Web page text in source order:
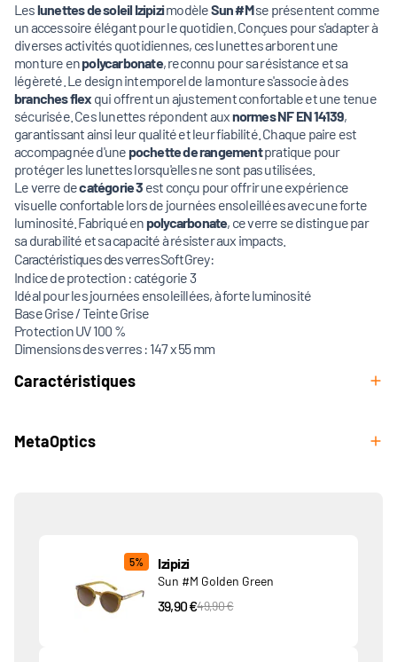
Leslunettes de soleil IzipizimodèleSun #Mse présentent comme
un accessoire élégant pour le quotidien. Conçues pour s'adapter à
diverses activités quotidiennes, ces lunettes arborent une
monture enpolycarbonate, reconnu pour sa résistance et sa
légèreté. Le design intemporel de la monture s'associe à des
branches flex qui offrent un ajustement confortable et une tenue
sécurisée. Ces lunettes répondent auxnormes NF EN 14139,
garantissant ainsi leur qualité et leur fiabilité. Chaque paire est
accompagnée d'une pochette de rangementpratique pour
protéger les lunettes lorsqu'elles ne sont pas utilisées.
Le verre decatégorie 3 est conçu pour offrir une expérience
visuelle confortable lors de journées ensoleillées avec une forte
luminosité. Fabriqué en polycarbonate, ce verre se distingue par
sa durabilité et sa capacité à résister aux impacts.
Caractéristiques des verres Soft Grey :
Indice de protection : catégorie 3
Idéal pour les journées ensoleillées, à forte luminosité
Base Grise / Teinte Grise
Protection UV 100 %
Dimensions des verres : 147 x 55 mm
Caractéristiques
MetaOptics
5% Izipizi
Sun #M Golden Green
39,90 €PVC Price
49,90 €